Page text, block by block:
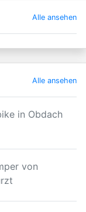
Alle ansehen
Alle ansehen
in Obdach
von